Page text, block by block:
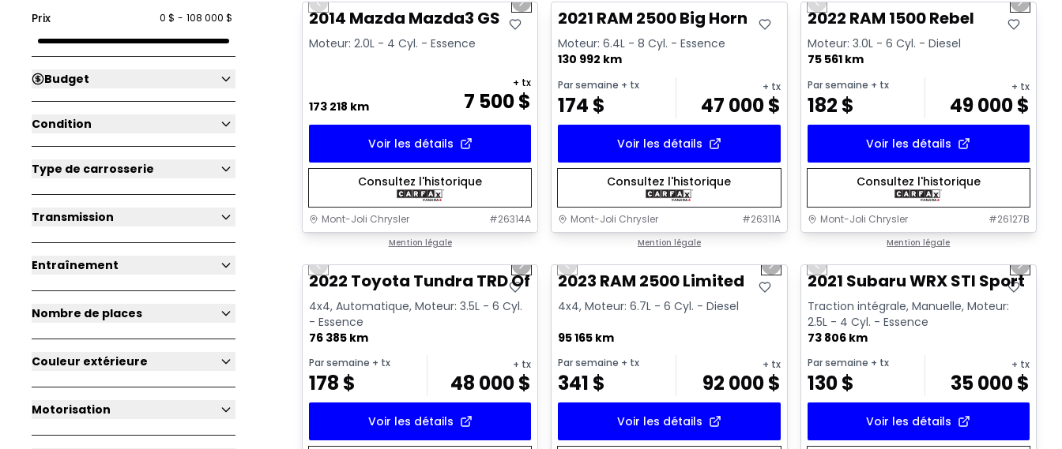
Prix 0 $ - 108 000 $
Budget
Condition
Type de carrosserie
Transmission
Entraînement
Nombre de places
Couleur extérieure
Motorisation
Vidéo disponible
Previous slide Next slide
2014 Mazda Mazda3 GS
Moteur: 2.0L - 4 Cyl. - Essence
173 218 km 7 500$
+ tx
Voir les détails
Consultez l'historique
Mont-Joli Chrysler #26314A
Mention légale
Vidéo disponible
2021 RAM 2500 Big Horn
Moteur: 6.4L - 8 Cyl. - Essence
130 992 km
Par semaine + tx
174 $
+ tx
47 000$
Voir les détails
Consultez l'historique
Mont-Joli Chrysler #26311A
Mention légale
Previous slide Next
2022 RAM 1500 Rebel
Moteur: 3.0L - 6 Cyl. - Diesel
75 561 km
Par semaine + tx
182 $
+ tx
49 000$
Voir les détails
Consultez l'historique
Mont-Joli Chrysler #26127B
Mention légale
Vidéo disponible
Très bonne offre
Previous slide Next slide
2022 Toyota Tundra TRD Off Road
4x4, Automatique, Moteur: 3.5L - 6 Cyl.
- Essence
76 385 km
Par semaine + tx
178 $
+ tx
48 000$
Voir les détails
Très bonne offre
Previous slide Next slide
2023 RAM 2500 Limited
4x4, Moteur: 6.7L - 6 Cyl. - Diesel
95 165 km
Par semaine + tx
341 $
+ tx
92 000$
Voir les détails
Vidéo disponible
Très bonne offre
Previous slide Next
2021 Subaru WRX STI Sport
Traction intégrale, Manuelle, Moteur:
2.5L - 4 Cyl. - Essence
73 806 km
Par semaine + tx
130$
+ tx
35 000$
Voir les détails